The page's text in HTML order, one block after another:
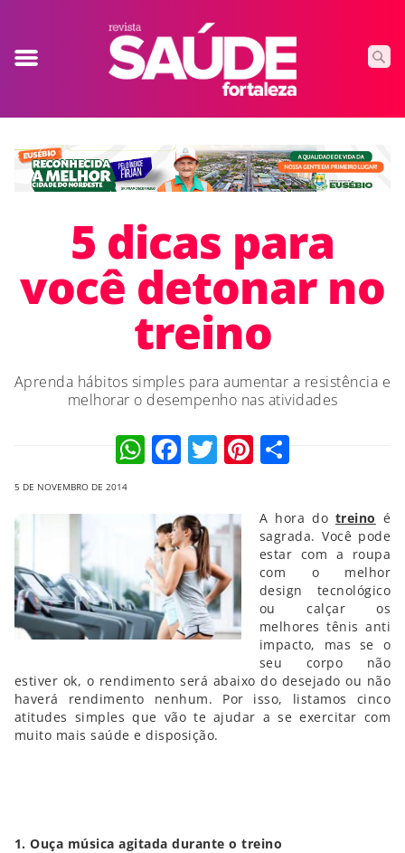
5 dicas para
você detonar no
treino
Aprenda hábitos simples para aumentar a resistência e
melhorar o desempenho nas atividades
WhatsApp
Facebook
TwitterPinterest
5 DE NOVEMBRO DE 2014
A hora do treino é
sagrada. Você pode
estar com a roupa
com o melhor
design tecnológico
ou calçar os
melhores tênis anti
impacto, mas se o
seu corpo não
estiver ok, o rendimento será abaixo do desejado ou não
haverá rendimento nenhum. Por isso, listamos cinco
atitudes simples que vão te ajudar a se exercitar com
muito mais saúde e disposição.
1. Ouça música agitada durante o treino